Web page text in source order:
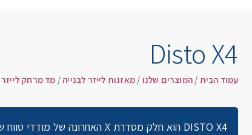
Disto X4
עמוד הבית / המוצרים שלנו /מאזנות לייזר לבנייה / מד מרחק לייזר